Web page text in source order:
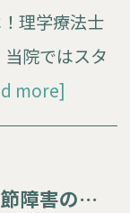
理学療法士
院ではスタ
more]
院内勉強会「膝蓋大腿関節障害の病態」